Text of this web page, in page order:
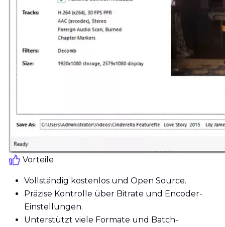
Vorteile
Vollständig kostenlos und Open Source.
Präzise Kontrolle über Bitrate und Encoder-
Einstellungen.
Unterstützt viele Formate und Batch-